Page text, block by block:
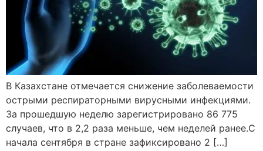
В Казахстане отмечается снижение заболеваемости
острыми респираторными вирусными инфекциями.
За прошедшую неделю зарегистрировано 86 775
случаев, что в 2,2 раза меньше, чем неделей ранее.С
начала сентября в стране зафиксировано 2 […]